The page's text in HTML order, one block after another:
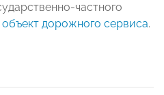
частного
дорожного сервиса.